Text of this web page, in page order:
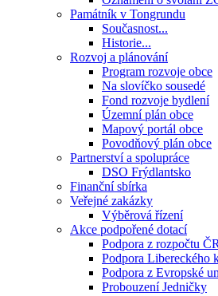
Památník v Tongrundu
Současnost...
Historie...
Rozvoj a plánování
Program rozvoje obce
Na slovíčko sousedé
Fond rozvoje bydlení
Územní plán obce
Mapový portál obce
Povodňový plán obce
Partnerství a spolupráce
DSO Frýdlantsko
Finanční sbírka
Veřejné zakázky
Výběrová řízení
Akce podpořené dotací
Podpora z rozpočtu ČR
Podpora Libereckého
Podpora z Evropské
Probouzení Jedničky